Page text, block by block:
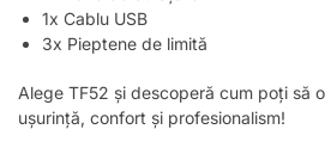
1x Cablu USB
3x Pieptene de limită
Alege TF52 și descoperă cum poți să
ușurință, confort și profesionalism!